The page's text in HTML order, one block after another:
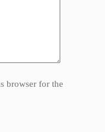
browser for the